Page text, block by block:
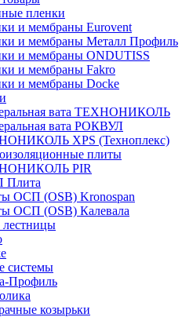
пленки
и мембраны Eurovent
и мембраны Металл Профиль
и мембраны ONDUTISS
и мембраны Fakro
и мембраны Docke
вата ТЕХНОНИКОЛЬ
вата РОКВУЛ
XPS (Техноплекс)
плиты
PIR
Плита
ОСП (OSB) Kronospan
ОСП (OSB) Калевала
лестницы
системы
Профиль
козырьки